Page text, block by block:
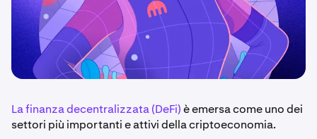
La finanza decentralizzata (DeFi)è emersa come uno dei
settori più importanti e attivi della criptoeconomia.